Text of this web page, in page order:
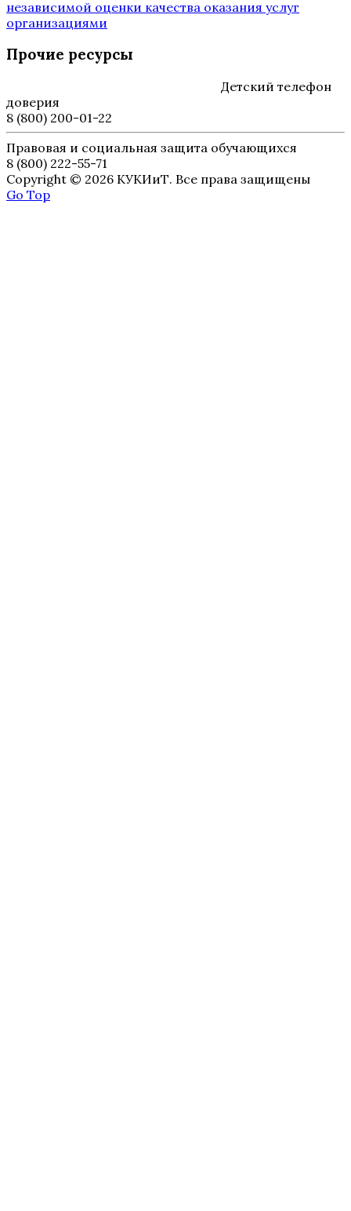
независимой оценки качества оказания услуг
организациями
Прочие ресурсы
Детский телефон
доверия
8 (800) 200-01-22
Правовая и социальная защита обучающихся
8 (800) 222-55-71
Copyright © 2026 КУКИиТ. Все права защищены
Go Top